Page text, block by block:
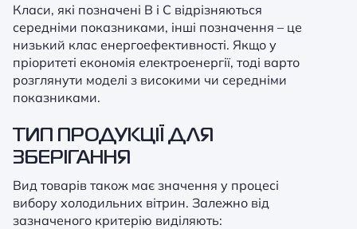
Класи, які позначені B і C відрізняються
середніми показниками, інші позначення – це
низький клас енергоефективності. Якщо у
пріоритеті економія електроенергії, тоді варто
розглянути моделі з високими чи середніми
показниками.
ТИП ПРОДУКЦІЇ ДЛЯ
ЗБЕРІГАННЯ
Вид товарів також має значення у процесі
вибору холодильних вітрин. Залежно від
зазначеного критерію виділяють: